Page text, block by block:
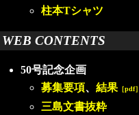
柱本Tシャツ
WEB CONTENTS
50号記念企画
募集要項、 結果 ［pdf］
三島文書抜粋